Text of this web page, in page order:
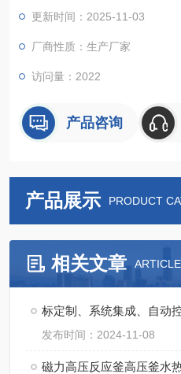
更新时间：2025-11-03
厂商性质：生产厂家
访问量：2022
产品咨询
产品展示 PRODUCT
相关文章
标定制、系统集成、自
发布时间：2024-11-08